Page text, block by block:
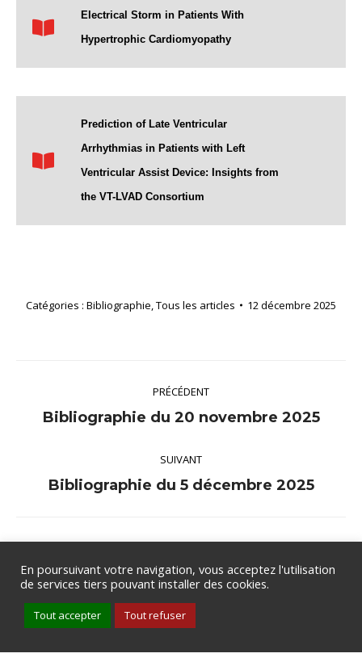
Electrical Storm in Patients With
Hypertrophic Cardiomyopathy
Prediction of Late Ventricular
Arrhythmias in Patients with Left
Ventricular Assist Device: Insights from
the VT-LVAD Consortium
Catégories : Bibliographie,Tous les articles 12 décembre 2025
PRÉCÉDENT
Article
:
Bibliographie du 20 novembre 2025
SUIVANT
Article
Bibliographie du 5 décembre 2025
Groupe de Rythmologie et de Stimulation Cardiaque de la SFC .
Tous droits réservés .Mentions légales
En poursuivant votre navigation, vous acceptez l'utilisation
de services tiers pouvant installer des cookies.
Tout accepter Tout refuser